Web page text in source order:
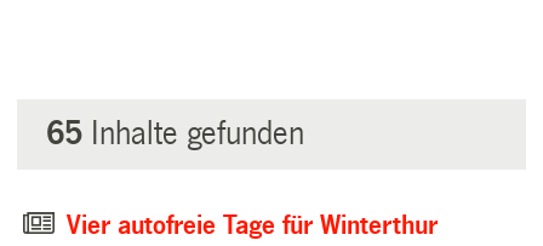
65 Inhalte gefunden
Vier autofreie Tage für Winterthur